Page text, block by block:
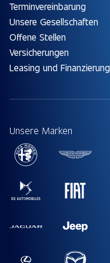
Terminvereinbarung
Unsere Gesellschaften
Offene Stellen
Versicherungen
Leasing und Finanzierung
Unsere Marken